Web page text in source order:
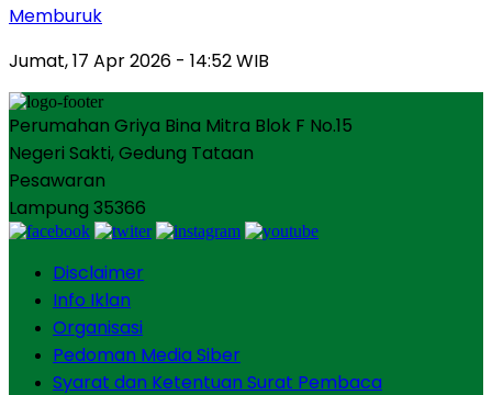
Memburuk
Jumat, 17 Apr 2026 - 14:52 WIB
Perumahan Griya Bina Mitra Blok F No.15
Negeri Sakti, Gedung Tataan
Pesawaran
Lampung 35366
Disclaimer
Info Iklan
Organisasi
Pedoman Media Siber
Syarat dan Ketentuan Surat Pembaca